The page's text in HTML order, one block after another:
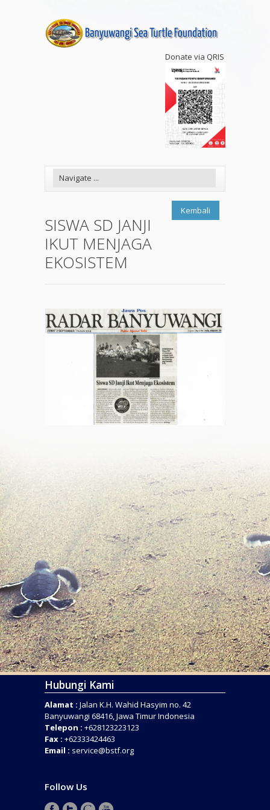
Donate via QRIS
Kembali
SISWA SD JANJI
IKUT MENJAGA
EKOSISTEM
Hubungi Kami
Alamat : Jalan K.H. Wahid Hasyim no. 42
Banyuwangi 68416, Jawa Timur Indonesia
Telepon : +628123223123
Fax : +62333424463
Email : service@bstf.org
Follow Us